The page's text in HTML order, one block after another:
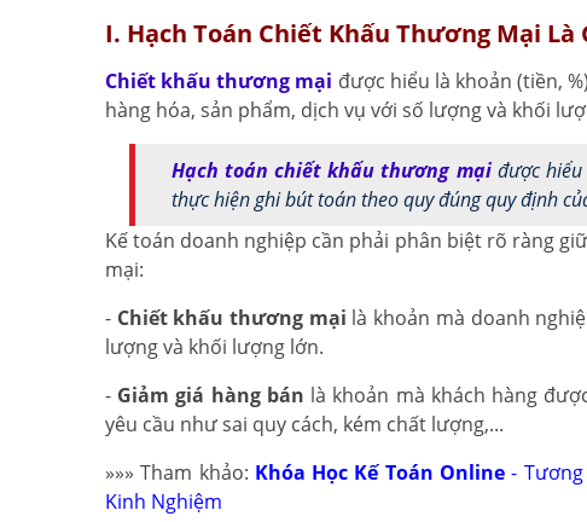
I. Hạch Toán Chiết Khấu Thương Mại Là
Chiết khấu thương mại được hiểu là khoản (tiền,
hàng hóa, sản phẩm, dịch vụ với số lượng và khối
Hạch toán chiết khấu thương mạiđược hiểu
thực hiện ghi bút toán theo quy đúng quy định
Kế toán doanh nghiệp cần phải phân biệt rõ ràng
mại:
- Chiết khấu thương mại là khoản mà doanh
lượng và khối lượng lớn.
- Giảm giá hàng bán là khoản mà khách hàng
yêu cầu như sai quy cách, kém chất lượng,...
»»» Tham khảo: Khóa Học Kế Toán Online -
Kinh Nghiệm